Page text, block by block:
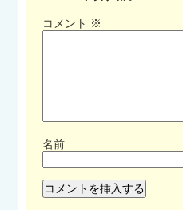
コメント ※
名前